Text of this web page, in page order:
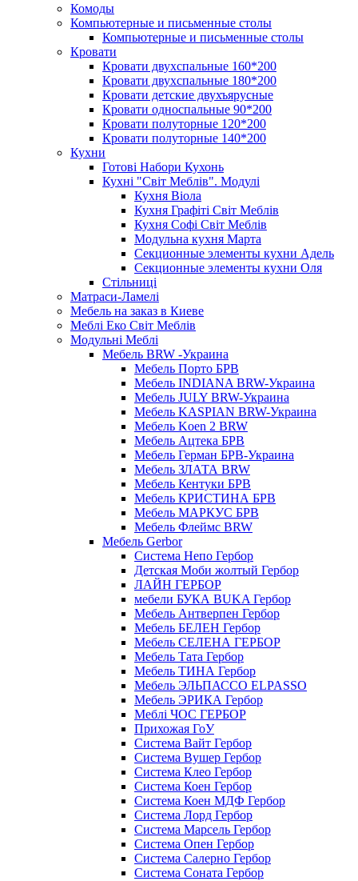
Комоды
Компьютерные и письменные столы
Компьютерные и письменные столы
Кровати
Кровати двухспальные 160*200
Кровати двухспальные 180*200
Кровати детские двухъярусные
Кровати односпальные 90*200
Кровати полуторные 120*200
Кровати полуторные 140*200
Кухни
Готові Набори Кухонь
Кухні "Світ Меблів". Модулі
Кухня Віола
Кухня Графіті Світ Меблів
Кухня Софі Світ Меблів
Модульна кухня Марта
Секционные элементы кухни Адель
Секционные элементы кухни Оля
Стільниці
Матраси-Ламелі
Мебель на заказ в Киеве
Меблі Еко Світ Меблів
Модульні Меблі
Мебель BRW -Украина
Мебель Порто БРВ
Мебель INDIANA BRW-Украина
Мебель JULY BRW-Украина
Мебель KASPIAN BRW-Украина
Мебель Koen 2 BRW
Мебель Ацтека БРВ
Мебель Герман БРВ-Украина
Мебель ЗЛАТА BRW
Мебель Кентуки БРВ
Мебель КРИСТИНА БРВ
Мебель МАРКУС БРВ
Мебель Флеймс BRW
Мебель Gerbor
Cистема Непо Гербор
Детская Моби жолтый Гербор
ЛАЙН ГЕРБОР
мебели БУКА BUKA Гербор
Мебель Антверпен Гербор
Мебель БЕЛЕН Гербор
Мебель СЕЛЕНА ГЕРБОР
Мебель Тата Гербор
Мебель ТИНА Гербор
Мебель ЭЛЬПАССО ELPASSO
Мебель ЭРИКА Гербор
Меблі ЧОС ГЕРБОР
Прихожая ГоУ
Система Вайт Гербор
Система Вушер Гербор
Система Клео Гербор
Система Коен Гербор
Система Коен МДФ Гербор
Система Лорд Гербор
Система Марсель Гербор
Система Опен Гербор
Система Салерно Гербор
Система Соната Гербор